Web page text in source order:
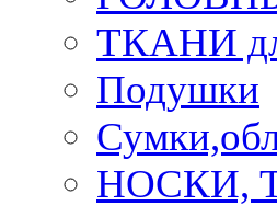
ТКАНИ
Подушки
НОСКИ,